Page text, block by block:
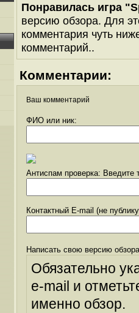
Понравилась игра
версию обзора. Для
комментария чуть
комментарий..
Комментарии:
Ваш комментарий
ФИО или ник:
Антиспам проверка: Введите
Контактный E-mail (не
Написать свою версию
Обязательно
e-mail и
именно обзор.